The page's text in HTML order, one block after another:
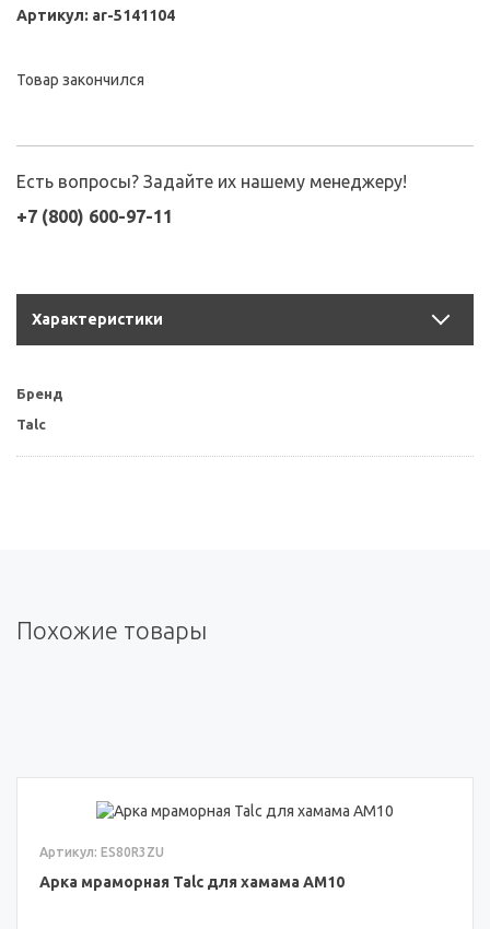
Артикул: ar-5141104
Товар закончился
Есть вопросы? Задайте их нашему менеджеру!
+7 (800) 600-97-11
Характеристики
Бренд
Talc
Похожие товары
Артикул: ES80R3ZU
Арка мраморная Talc для хамама АМ10